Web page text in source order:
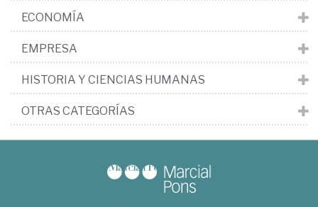
ECONOMÍA
EMPRESA
HISTORIA Y CIENCIAS HUMANAS
OTRAS CATEGORÍAS